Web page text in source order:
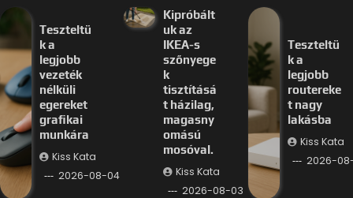
Teszteltü
k a
legjobb
vezeték
nélküli
egereket
grafikai
munkára
Kiss Kata
2026-08-04
Kipróbált
uk az
IKEA-s
szőnyege
k
tisztításá
t házilag,
magasny
omású
mosóval.
Kiss Kata
2026-08-03
Teszteltü
k a
legjobb
routereke
t nagy
lakásba
Kiss Kata
2026-